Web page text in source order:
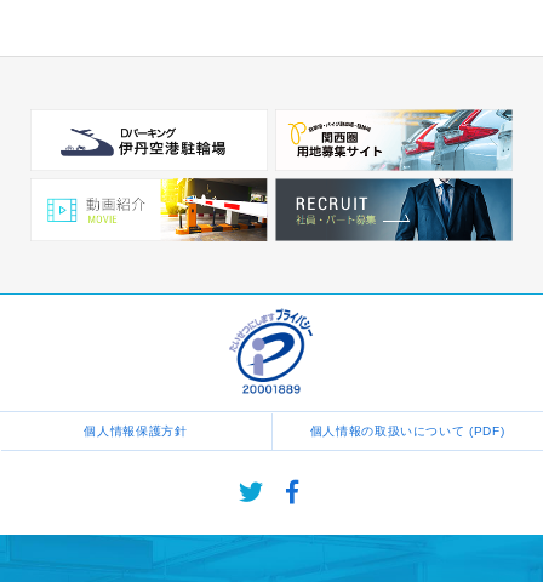
個人情報保護方針 個人情報の取扱いについて (PDF)